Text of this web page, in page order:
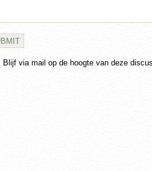
Blijf via mail op de hoogte van deze